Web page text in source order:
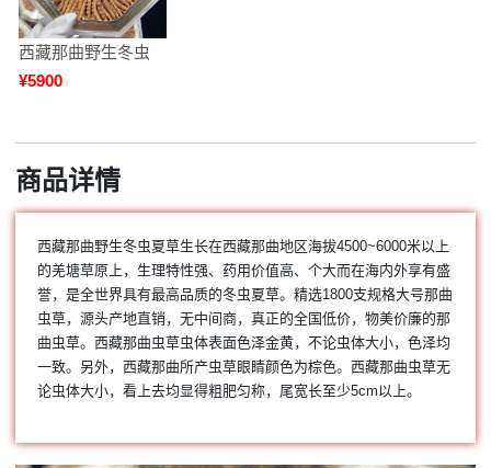
西藏那曲野生冬虫
夏草，精选1800支
¥5900
商品详情
西藏那曲野生冬虫夏草生长在西藏那曲地区海拔4500~6000米以上
的羌塘草原上，生理特性强、药用价值高、个大而在海内外享有盛
誉，是全世界具有最高品质的冬虫夏草。精选1800支规格大号那曲
虫草，源头产地直销，无中间商，真正的全国低价，物美价廉的那
曲虫草。西藏那曲虫草虫体表面色泽金黄，不论虫体大小，色泽均
一致。另外，西藏那曲所产虫草眼睛颜色为棕色。西藏那曲虫草无
论虫体大小，看上去均显得粗肥匀称，尾宽长至少5cm以上。